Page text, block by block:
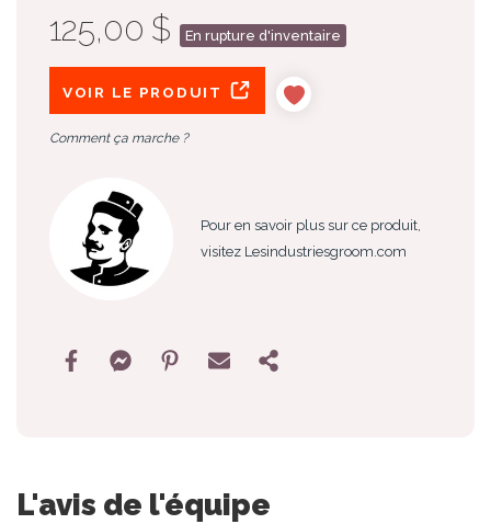
125,00 $ En rupture d'inventaire
VOIR LE PRODUIT
Comment ça marche ?
Pour en savoir plus sur ce produit,
visitez Lesindustriesgroom.com
L'avis de l'équipe